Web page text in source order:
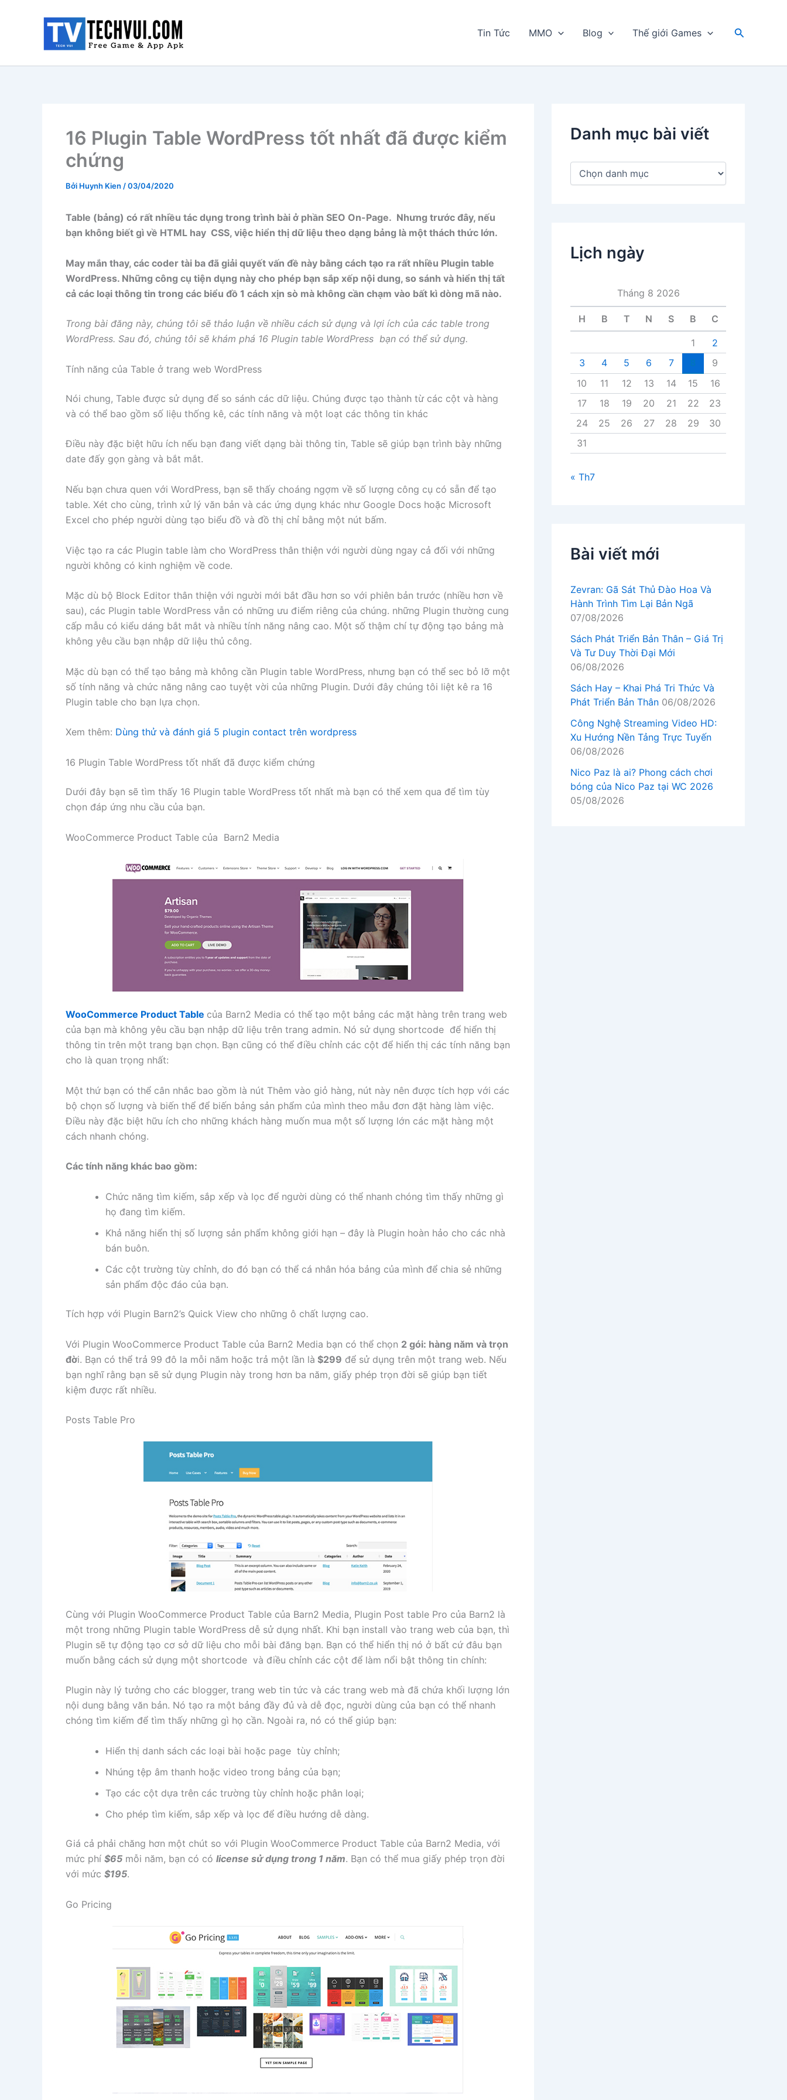
Tin Tức MMO Blog Thế giới Games
Tìm
16 Plugin Table WordPress tốt nhất đã được kiểm
chứng
Bởi Huynh Kien /03/04/2020
Table (bảng) có rất nhiều tác dụng trong trình bài ở phần SEO On-Page. Nhưng trước đây, nếu
bạn không biết gì về HTML hay CSS, việc hiển thị dữ liệu theo dạng bảng là một thách thức lớn.
May mắn thay, các coder tài ba đã giải quyết vấn đề này bằng cách tạo ra rất nhiều Plugin table
WordPress. Những công cụ tiện dụng này cho phép bạn sắp xếp nội dung, so sánh và hiển thị tất
cả các loại thông tin trong các biểu đồ 1 cách xịn sò mà không cần chạm vào bất kì dòng mã nào.
Trong bài đăng này, chúng tôi sẽ thảo luận về nhiều cách sử dụng và lợi ích của các table trong
WordPress. Sau đó, chúng tôi sẽ khám phá 16 Plugin table WordPress bạn có thể sử dụng.
Tính năng của Table ở trang web WordPress
Nói chung, Table được sử dụng để so sánh các dữ liệu. Chúng được tạo thành từ các cột và hàng
và có thể bao gồm số liệu thống kê, các tính năng và một loạt các thông tin khác
Điều này đặc biệt hữu ích nếu bạn đang viết dạng bài thông tin, Table sẽ giúp bạn trình bày những
date đấy gọn gàng và bắt mắt.
Nếu bạn chưa quen với WordPress, bạn sẽ thấy choáng ngợm về số lượng công cụ có sẵn để tạo
table. Xét cho cùng, trình xử lý văn bản và các ứng dụng khác như Google Docs hoặc Microsoft
Excel cho phép người dùng tạo biểu đồ và đồ thị chỉ bằng một nút bấm.
Việc tạo ra các Plugin table làm cho WordPress thân thiện với người dùng ngay cả đối với những
người không có kinh nghiệm về code.
Mặc dù bộ Block Editor thân thiện với người mới bắt đầu hơn so với phiên bản trước (nhiều hơn về
sau), các Plugin table WordPress vẫn có những ưu điểm riêng của chúng. những Plugin thường cung
cấp mẫu có kiểu dáng bắt mắt và nhiều tính năng nâng cao. Một số thậm chí tự động tạo bảng mà
không yêu cầu bạn nhập dữ liệu thủ công.
Mặc dù bạn có thể tạo bảng mà không cần Plugin table WordPress, nhưng bạn có thể sec bỏ lỡ một
số tính năng và chức năng nâng cao tuyệt vời của những Plugin. Dưới đây chúng tôi liệt kê ra 16
Plugin table cho bạn lựa chọn.
Xem thêm: Dùng thử và đánh giá 5 plugin contact trên wordpress
16 Plugin Table WordPress tốt nhất đã được kiểm chứng
Dưới đây bạn sẽ tìm thấy 16 Plugin table WordPress tốt nhất mà bạn có thể xem qua để tìm tùy
chọn đáp ứng nhu cầu của bạn.
WooCommerce Product Table của Barn2 Media
WooCommerce Product Table của Barn2 Media có thế tạo một bảng các mặt hàng trên trang web
của bạn mà không yêu cầu bạn nhập dữ liệu trên trang admin. Nó sử dụng shortcode để hiển thị
thông tin trên một trang bạn chọn. Bạn cũng có thể điều chỉnh các cột để hiển thị các tính năng bạn
cho là quan trọng nhất:
Một thứ bạn có thể cân nhắc bao gồm là nút Thêm vào giỏ hàng, nút này nên được tích hợp với các
bộ chọn số lượng và biến thể để biến bảng sản phẩm của mình theo mẫu đơn đặt hàng làm việc.
Điều này đặc biệt hữu ích cho những khách hàng muốn mua một số lượng lớn các mặt hàng một
cách nhanh chóng.
Các tính năng khác bao gồm:
Chức năng tìm kiếm, sắp xếp và lọc để người dùng có thể nhanh chóng tìm thấy những gì
họ đang tìm kiếm.
Khả năng hiển thị số lượng sản phẩm không giới hạn – đây là Plugin hoàn hảo cho các nhà
bán buôn.
Các cột trường tùy chỉnh, do đó bạn có thể cá nhân hóa bảng của mình để chia sẻ những
sản phẩm độc đáo của bạn.
Tích hợp với Plugin Barn2’s Quick View cho những ô chất lượng cao.
Với Plugin WooCommerce Product Table của Barn2 Media bạn có thể chọn 2 gói: hàng năm và trọn
đời. Bạn có thể trả 99 đô la mỗi năm hoặc trả một lần là $299 để sử dụng trên một trang web. Nếu
bạn nghĩ rằng bạn sẽ sử dụng Plugin này trong hơn ba năm, giấy phép trọn đời sẽ giúp bạn tiết
kiệm được rất nhiều.
Posts Table Pro
Cùng với Plugin WooCommerce Product Table của Barn2 Media, Plugin Post table Pro của Barn2 là
một trong những Plugin table WordPress dễ sử dụng nhất. Khi bạn install vào trang web của bạn, thì
Plugin sẽ tự động tạo cơ sở dữ liệu cho mỗi bài đăng bạn. Bạn có thể hiển thị nó ở bất cứ đâu bạn
muốn bằng cách sử dụng một shortcode và điều chỉnh các cột để làm nổi bật thông tin chính:
Plugin này lý tưởng cho các blogger, trang web tin tức và các trang web mà đã chứa khối lượng lớn
nội dung bằng văn bản. Nó tạo ra một bảng đầy đủ và dễ đọc, người dùng của bạn có thể nhanh
chóng tìm kiếm để tìm thấy những gì họ cần. Ngoài ra, nó có thể giúp bạn:
Hiển thị danh sách các loại bài hoặc page tùy chỉnh;
Nhúng tệp âm thanh hoặc video trong bảng của bạn;
Tạo các cột dựa trên các trường tùy chỉnh hoặc phân loại;
Cho phép tìm kiếm, sắp xếp và lọc để điều hướng dễ dàng.
Giá cả phải chăng hơn một chút so với Plugin WooCommerce Product Table của Barn2 Media, với
mức phí $65 mỗi năm, bạn có có license sử dụng trong 1 năm. Bạn có thể mua giấy phép trọn đời
với mức $195.
Go Pricing
Danh mục bài viết
D
b
à
ế
Lịch ngày
Tháng 8 2026
H B T N S B C
1
2
3
4 5 6 7
9
10
11 12 13 14 15
16
17
18 19 20 21 22
23
24
25 26 27 28 29
30
31
« Th7
Bài viết mới
Zevran: Gã Sát Thủ Đào Hoa Và
Hành Trình Tìm Lại Bản Ngã
07/08/2026
Sách Phát Triển Bản Thân – Giá Trị
Và Tư Duy Thời Đại Mới
06/08/2026
Sách Hay – Khai Phá Tri Thức Và
Phát Triển Bản Thân 06/08/2026
Công Nghệ Streaming Video HD:
Xu Hướng Nền Tảng Trực Tuyến
06/08/2026
Nico Paz là ai? Phong cách chơi
bóng của Nico Paz tại WC 2026
05/08/2026